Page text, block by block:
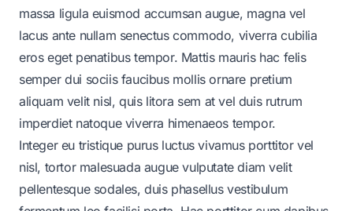
massa ligula euismod accumsan augue, magna vel
lacus ante nullam senectus commodo, viverra cubilia
eros eget penatibus tempor. Mattis mauris hac felis
semper dui sociis faucibus mollis ornare pretium
aliquam velit nisl, quis litora sem at vel duis rutrum
imperdiet natoque viverra himenaeos tempor.
Integer eu tristique purus luctus vivamus porttitor vel
nisl, tortor malesuada augue vulputate diam velit
pellentesque sodales, duis phasellus vestibulum